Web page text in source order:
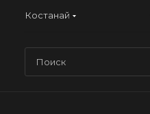
Костанай